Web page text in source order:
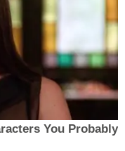
You Probably